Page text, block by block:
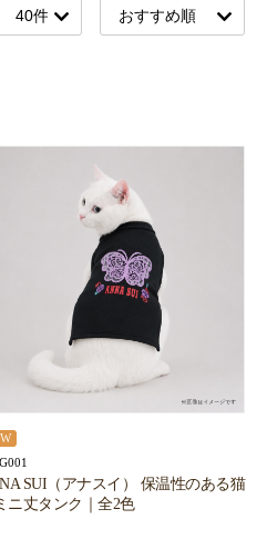
SUI（アナスイ） 保温性のある猫
ニ丈タンク｜全2色